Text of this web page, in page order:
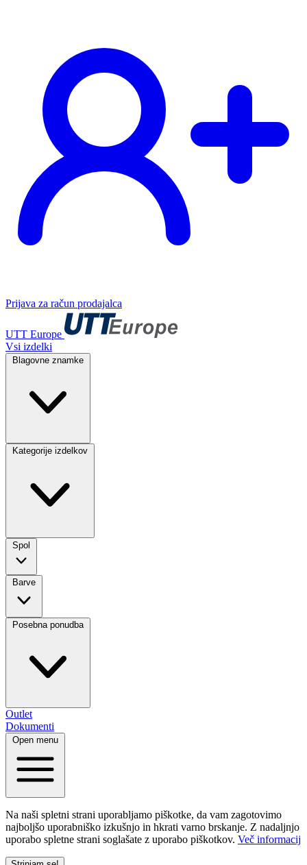
Prijava za račun prodajalca
UTT Europe
Vsi izdelki
Blagovne znamke
Kategorije izdelkov
Spol
Barve
Posebna ponudba
Outlet
Dokumenti
Open menu
Na naši spletni strani uporabljamo piškotke, da vam zagotovimo
najboljšo uporabniško izkušnjo in hkrati varno brskanje. Z nadaljnjo
uporabo spletne strani soglašate z uporabo piškotkov. Več informacij